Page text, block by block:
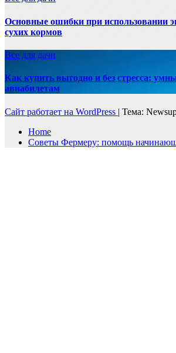
Основные ошибки при использовании
сухих кормов
Все для дачи
Как купить выгодно и без стресса:
авиабилетам
Сайт работает на WordPress | Тема:
Home
Советы Фермеру: помощь